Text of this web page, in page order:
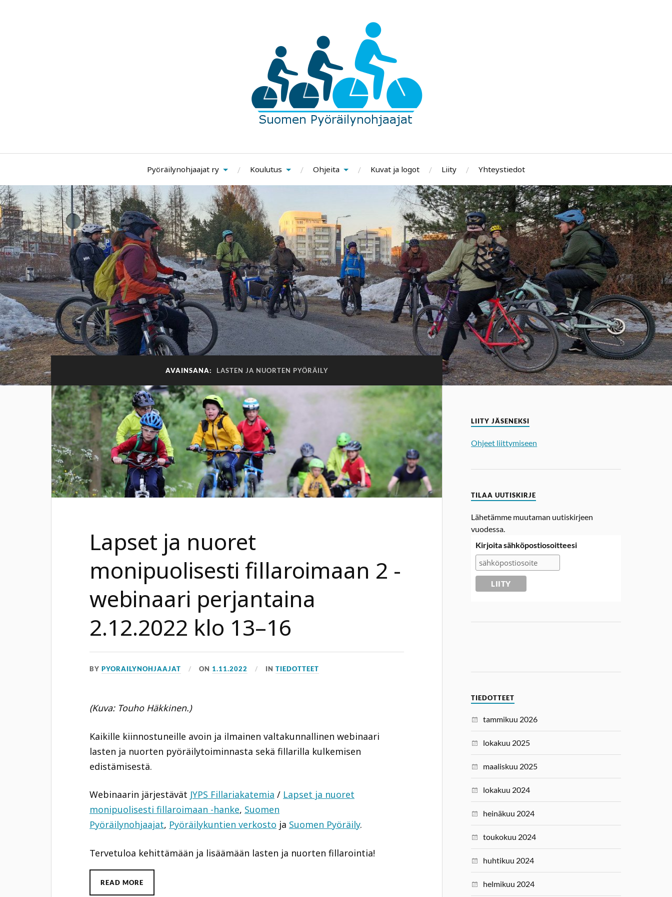
Pyöräilynohjaajat ry Koulutus Ohjeita Kuvat ja logot Liity Yhteystiedot
AVAINSANA: LASTEN JA NUORTEN PYÖRÄILY
Lapset ja nuoret
monipuolisesti fillaroimaan 2 -
webinaari perjantaina
2.12.2022 klo 13–16
BYPYORAILYNOHJAAJAT ON 1.11.2022 INTIEDOTTEET
(Kuva: Touho Häkkinen.)
Kaikille kiinnostuneille avoin ja ilmainen valtakunnallinen webinaari
lasten ja nuorten pyöräilytoiminnasta sekä fillarilla kulkemisen
edistämisestä.
Webinaarin järjestävät JYPS Fillariakatemia / Lapset ja nuoret
monipuolisesti fillaroimaan -hanke, Suomen
Pyöräilynohjaajat, Pyöräilykuntien verkosto ja Suomen Pyöräily.
Tervetuloa kehittämään ja lisäämään lasten ja nuorten fillarointia!
READ MORE
LIITY JÄSENEKSI
Ohjeet liittymiseen
TILAA UUTISKIRJE
Lähetämme muutaman uutiskirjeen
vuodessa.
Kirjoita sähköpostiosoitteesi
TIEDOTTEET
tammikuu 2026
lokakuu 2025
maaliskuu 2025
lokakuu 2024
heinäkuu 2024
toukokuu 2024
huhtikuu 2024
helmikuu 2024